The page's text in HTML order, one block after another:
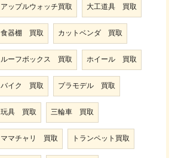
アップルウォッチ買取 大工道具 買取
食器棚 買取 カットベンダ 買取
ルーフボックス 買取 ホイール 買取
バイク 買取 プラモデル 買取
玩具 買取 三輪車 買取
ママチャリ 買取 トランペット買取